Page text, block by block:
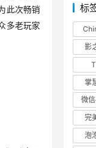
此次畅销
多老玩家
标
影
掌
微
完
泡